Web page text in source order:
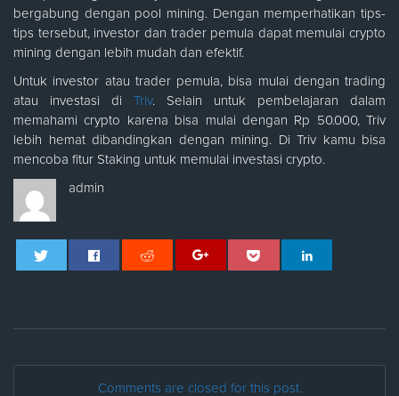
bergabung dengan pool mining. Dengan memperhatikan tips-
tips tersebut, investor dan trader pemula dapat memulai crypto
mining dengan lebih mudah dan efektif.
Untuk investor atau trader pemula, bisa mulai dengan trading
atau investasi di Triv. Selain untuk pembelajaran dalam
memahami crypto karena bisa mulai dengan Rp 50.000, Triv
lebih hemat dibandingkan dengan mining. Di Triv kamu bisa
mencoba fitur Staking untuk memulai investasi crypto.
admin
Comments are closed for this post.